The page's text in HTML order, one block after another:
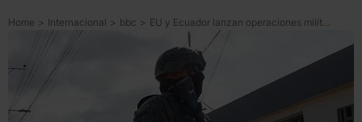
Home > Internacional > bbc >